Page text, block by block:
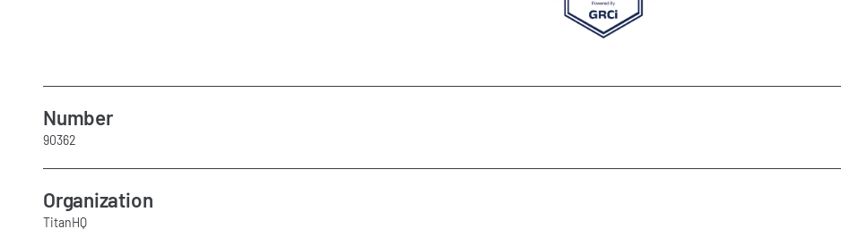
Number
90362
Organization
TitanHQ